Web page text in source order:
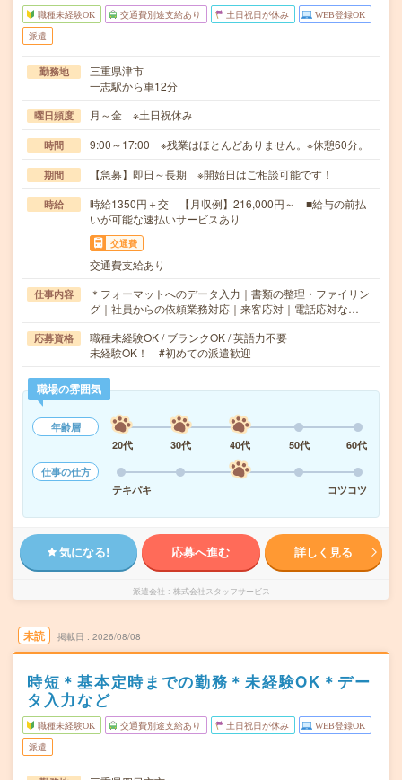
職種未経験OK 交通費別途支給あり 土日祝日が休み WEB登録OK
派遣
勤務地
三重県津市
一志駅から車12分
曜日頻度 月～金 ※土日祝休み
時間 9:00～17:00 ※残業はほとんどありません。※休憩60分。
期間 【急募】即日～長期 ※開始日はご相談可能です！
時給
時給1350円＋交 【月収例】216,000円～ ■給与の前払
いが可能な速払いサービスあり
交通費
交通費支給あり
仕事内容
＊フォーマットへのデータ入力｜書類の整理・ファイリン
グ｜社員からの依頼業務対応｜来客応対｜電話応対な…
応募資格
職種未経験OK / ブランクOK / 英語力不要
未経験OK！ #初めての派遣歓迎
職場の雰囲気
年齢層
20代
30代 40代 50代
60代
仕事の仕方
テキパキ
コツコツ
気になる! 応募へ進む 詳しく見る
派遣会社 株式会社スタッフサービス
未読 掲載日 2026/08/08
時短＊基本定時までの勤務＊未経験OK＊デー
タ入力など
職種未経験OK 交通費別途支給あり 土日祝日が休み WEB登録OK
派遣